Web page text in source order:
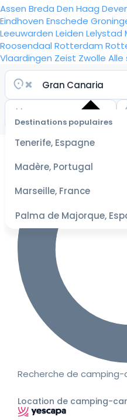
Assen Breda Den Haag
Eindhoven Enschede
Leeuwarden Leiden Lelystad
Roosendaal Rotterdam
Vlaardingen Zeist Zwolle Alle
Destinations populaires
Tenerife, Espagne
Madère, Portugal
Marseille, France
Palma de Majorque,
Choisir
les
pour les
tarifs
Recherche de camping-
Location de camping-